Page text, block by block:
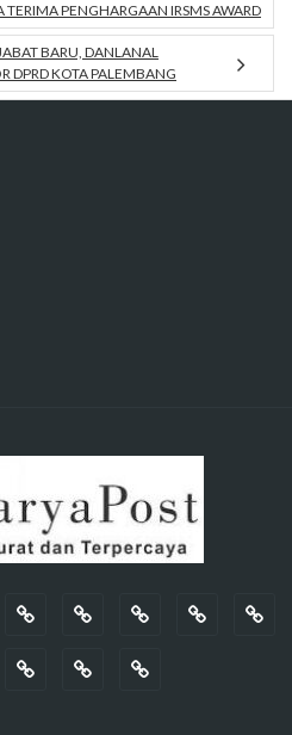
TERIMA PENGHARGAAN IRSMS AWARD
BARU, DANLANAL
DPRD KOTA PALEMBANG